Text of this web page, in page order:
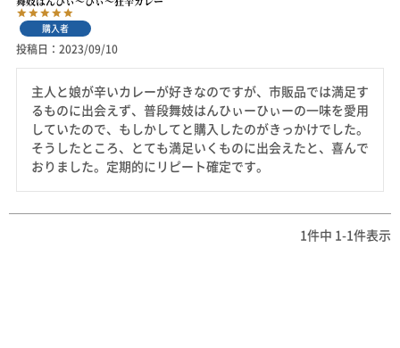
購入者
投稿日 2023/09/10
主人と娘が辛いカレーが好きなのですが、市販品では満足す
るものに出会えず、普段舞妓はんひぃーひぃーの一味を愛用
していたので、もしかしてと購入したのがきっかけでした。
そうしたところ、とても満足いくものに出会えたと、喜んで
おりました。定期的にリピート確定です。
1 件中 1 -1 件表示